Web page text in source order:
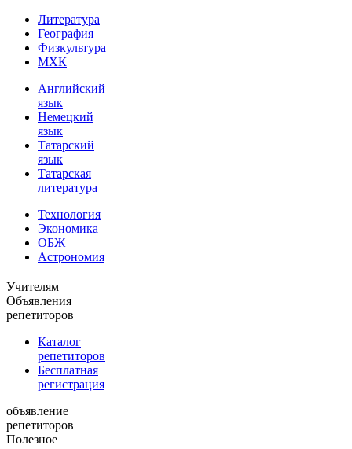
Литература
География
Физкультура
МХК
Английский
язык
Немецкий
язык
Татарский
язык
Татарская
литература
Технология
Экономика
ОБЖ
Астрономия
Учителям
Объявления
репетиторов
Каталог
репетиторов
Бесплатная
регистрация
объявление
репетиторов
Полезное